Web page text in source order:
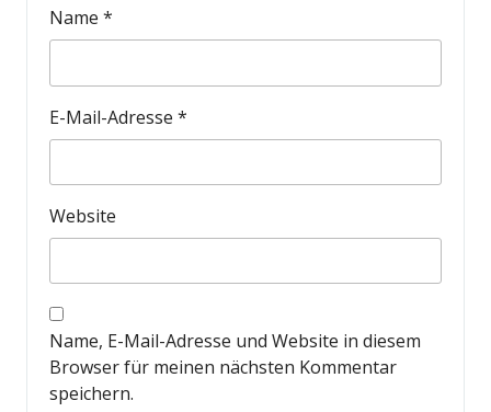
Name *
E-Mail-Adresse *
Website
Name, E-Mail-Adresse und Website in diesem
Browser für meinen nächsten Kommentar
speichern.